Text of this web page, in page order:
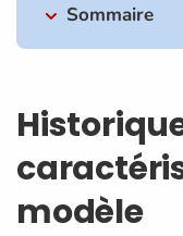
Sommaire
modèle